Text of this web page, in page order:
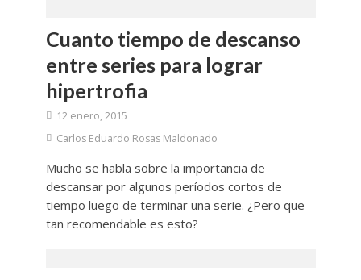
Cuanto tiempo de descanso
entre series para lograr
hipertrofia
12 enero, 2015
Carlos Eduardo Rosas Maldonado
Mucho se habla sobre la importancia de
descansar por algunos períodos cortos de
tiempo luego de terminar una serie. ¿Pero que
tan recomendable es esto?